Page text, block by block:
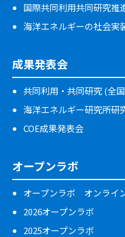
国際共同利用共同研究推
海洋エネルギーの社会実
成果発表会
共同利用・共同研究 (全
海洋エネルギー研究所研
COE成果発表会
オープンラボ
オープンラボ オンライ
2026オープンラボ
2025オープンラボ